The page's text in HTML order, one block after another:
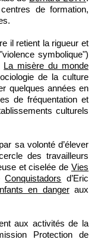
de formation,
il retient la rigueur et
symbolique")
La misère du monde
de la culture
quelques années en
de fréquentation et
culturels
sa volonté d’élever
des travailleurs
et ciselée de Vies
Conquistadors d’Eric
en dangeraux
aux activités de la
Protection de